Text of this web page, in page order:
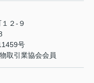
２-９
号
取引業協会会員